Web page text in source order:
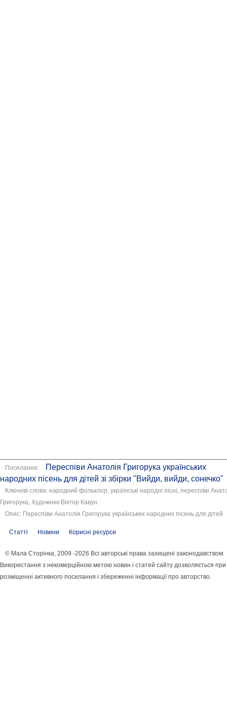
Посилання:
Переспіви Анатолія Григорука українських
народних пісень для дітей зі збірки "Вийди, вийди, сонечко"
Ключові слова: народний фольклор, українські народні пісні, переспіви
Григорука, Художник Віктор Кавун.
Опис: Переспіви Анатолія Григорука українських народних пісень для дітей
Статті Новини Корисні ресурси
© Мала Сторінка, 2009 -2026 Всі авторські права захищені законодавством.
Використання з некомерційною метою новин і статей сайту дозволяється при
розміщенні активного посилання і збереженні інформації про авторство.